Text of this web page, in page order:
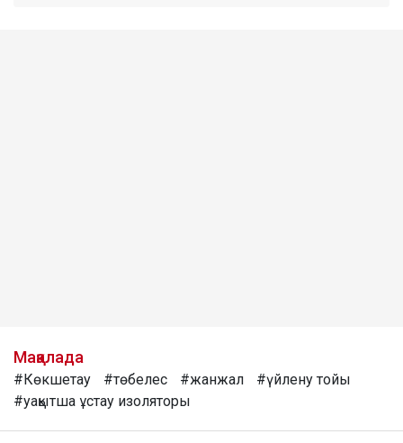
Мақалада
#Көкшетау #төбелес #жанжал
#үйлену тойы
#уақытша ұстау изоляторы